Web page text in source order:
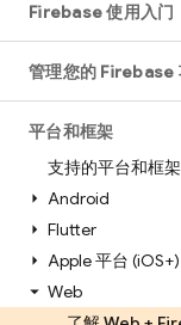
Firebase 使用入门
管理您的 Firebase
平台和框架
支持的平台和框架
Android
Flutter
Apple 平台 (iOS+)
Web